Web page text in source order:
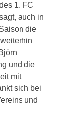
1. FC
auch in
die
und die
mit
sich bei
und